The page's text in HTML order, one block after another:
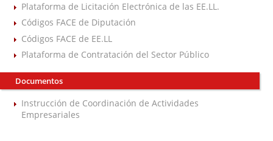
Plataforma de Licitación Electrónica de las EE.LL.
Códigos FACE de Diputación
Códigos FACE de EE.LL
Plataforma de Contratación del Sector Público
Documentos
Instrucción de Coordinación de Actividades
Empresariales